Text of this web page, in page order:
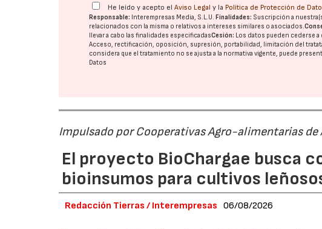
He leído y acepto elAviso Legal y la Política de Protección de
Responsable: Interempresas Media, S.L.U. Finalidades: Suscripción a
relacionados con la misma o relativos a intereses similares o asociados.
llevar a cabo las finalidades especificadasCesión: Los datos pueden cederse a
Acceso, rectificación, oposición, supresión, portabilidad, limitación del
considera que el tratamiento no se ajusta a la normativa vigente, puede
Datos
Impulsado por Cooperativas Agro-alimentarias de
El proyecto BioChargae busca
bioinsumos para cultivos
Redacción Tierras / Interempresas 06/08/2026